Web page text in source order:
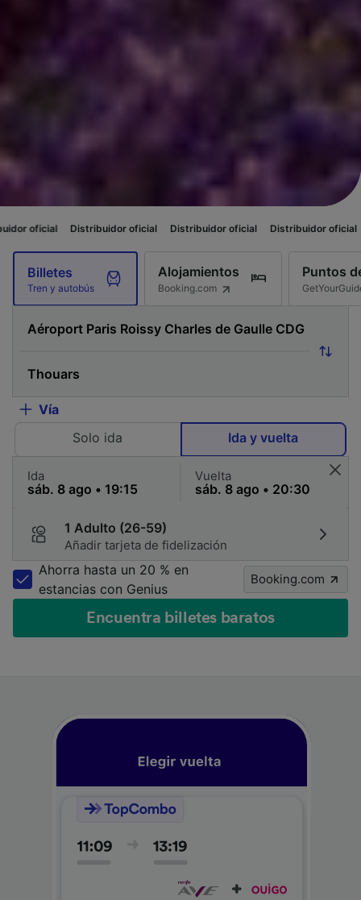
oficial Distribuidor oficial Distribuidor oficial Distribuidor
Billetes
Tren y autobús
Alojamientos
Booking.com
Puntos
Vía
Solo ida
Ida y vuelta
Ida Vuelta
1 Adulto (26-59)
Añadir tarjeta de fidelización
Ahorra hasta un 20 % en
estancias con Genius
Booking.com
Encuentra billetes baratos